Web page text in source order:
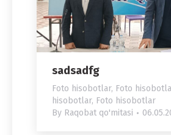
sadsadfg
Foto hisobotlar, Foto
hisobotlar, Foto hisobotlar
By Raqobat qo'mitasi